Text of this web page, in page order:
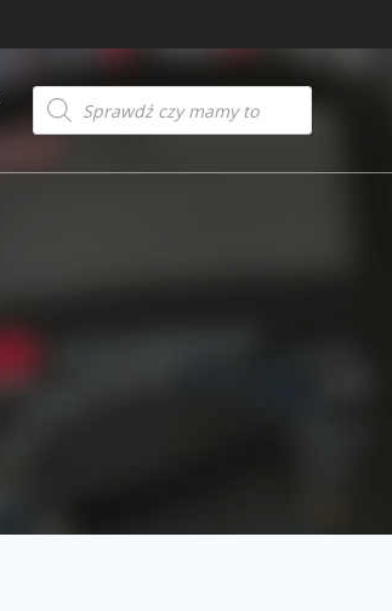
Products
search